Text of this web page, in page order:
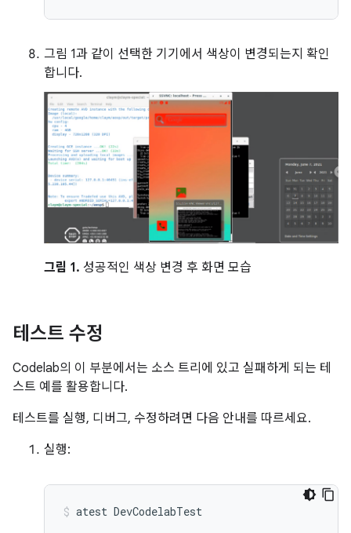
그림 1과 같이 선택한 기기에서 색상이 변경되는지 확인
합니다.
그림 1. 성공적인 색상 변경 후 화면 모습
테스트 수정
Codelab의 이 부분에서는 소스 트리에 있고 실패하게 되는 테
스트 예를 활용합니다.
테스트를 실행, 디버그, 수정하려면 다음 안내를 따르세요.
실행:
atest DevCodelabTest